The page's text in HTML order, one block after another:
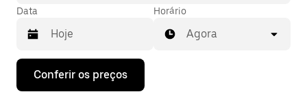
Data
Pressione
Horário
Agora
Conferir os preços